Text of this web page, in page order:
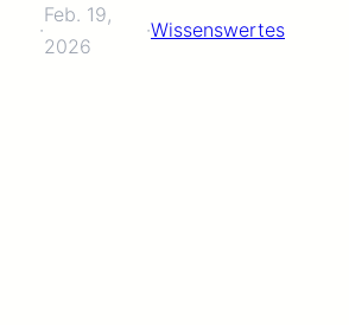
·
Feb. 19,
2026
·Wissenswertes